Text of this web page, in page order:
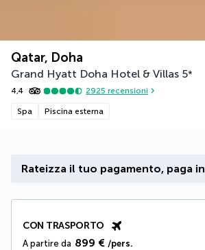
Qatar, Doha
Grand Hyatt Doha Hotel & Villas 5*
4,4 2925 recensioni
Spa Piscina esterna
Rateizza il tuo pagamento, paga in
CON TRASPORTO
A partire da 899 € /pers.